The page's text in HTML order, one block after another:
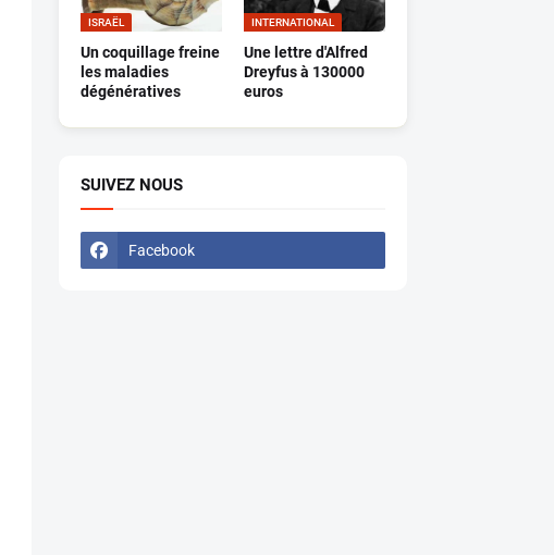
ISRAËL
Un coquillage freine
les maladies
dégénératives
INTERNATIONAL
Une lettre d'Alfred
Dreyfus à 130000
euros
SUIVEZ NOUS
Facebook